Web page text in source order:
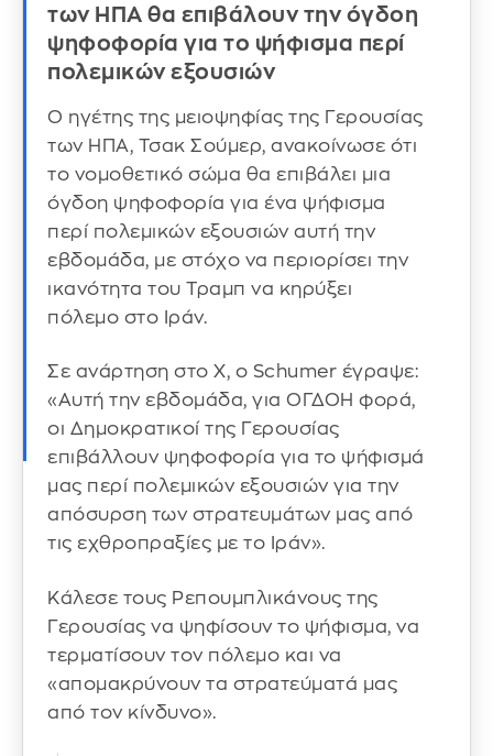
των ΗΠΑ θα επιβάλουν την όγδοη
ψηφοφορία για το ψήφισμα περί
πολεμικών εξουσιών
Ο ηγέτης της μειοψηφίας της Γερουσίας
των ΗΠΑ, Τσακ Σούμερ, ανακοίνωσε ότι
το νομοθετικό σώμα θα επιβάλει μια
όγδοη ψηφοφορία για ένα ψήφισμα
περί πολεμικών εξουσιών αυτή την
εβδομάδα, με στόχο να περιορίσει την
ικανότητα του Τραμπ να κηρύξει
πόλεμο στο Ιράν.
Σε ανάρτηση στο X, ο Schumer έγραψε:
«Αυτή την εβδομάδα, για ΟΓΔΟΗ φορά,
οι Δημοκρατικοί της Γερουσίας
επιβάλλουν ψηφοφορία για το ψήφισμά
μας περί πολεμικών εξουσιών για την
απόσυρση των στρατευμάτων μας από
τις εχθροπραξίες με το Ιράν».
Κάλεσε τους Ρεπουμπλικάνους της
Γερουσίας να ψηφίσουν το ψήφισμα, να
τερματίσουν τον πόλεμο και να
«απομακρύνουν τα στρατεύματά μας
από τον κίνδυνο».